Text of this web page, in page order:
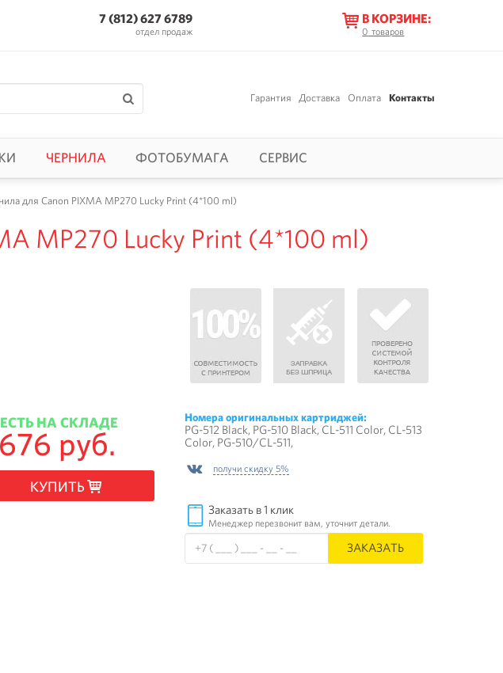
7 (812) 627 6789
отдел продаж
В КОРЗИНЕ:
0 товаров
Гарантия Доставка Оплата Контакты
ЧЕРНИЛА ФОТОБУМАГА СЕРВИС
для Canon PIXMA MP270 Lucky Print (4*100 ml)
MP270 Lucky Print (4*100 ml)
ЕСТЬ НА СКЛАДЕ
руб.
КУПИТЬ
Номера оригинальных картриджей:
PG-512 Black, PG-510 Black, CL-511 Color, CL-513
Color, PG-510/CL-511,
получи скидку 5%
Заказать в 1 клик
Менеджер перезвонит вам, уточнит детали.
ЗАКАЗАТЬ